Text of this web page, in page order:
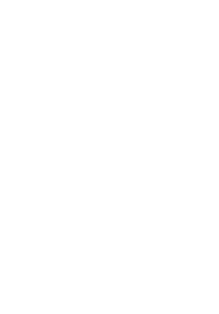
商業銀行
國際商業銀行
業銀行
際商業銀行